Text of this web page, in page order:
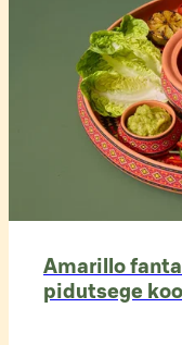
Amarillo
pidutsege